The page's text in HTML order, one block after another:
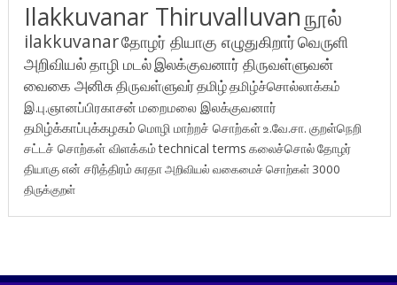
Ilakkuvanar Thiruvalluvanநூல்
ilakkuvanarதோழர் தியாகு எழுதுகிறார்வெருளி
அறிவியல்தாழி மடல்இலக்குவனார் திருவள்ளுவன்
வைகை அனிசுதிருவள்ளுவர்தமிழ்தமிழ்ச்சொல்லாக்கம்
இ.பு.ஞானப்பிரகாசன் மறைமலை இலக்குவனார்
தமிழ்க்காப்புக்கழகம் மொழி மாற்றச் சொற்கள்உ.வே.சா. குறள்நெறி
சட்டச் சொற்கள் விளக்கம்technical terms கலைச்சொல்தோழர்
தியாகுஎன் சரித்திரம்சுரதாஅறிவியல் வகைமைச் சொற்கள் 3000
திருக்குறள்